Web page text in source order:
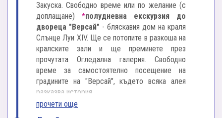
романтичните мостове над река Сена,
включително изящния мост "Александър III".
Разходката продължава през площад
"Конкорд", зелените градини "Тюйлери" и
елегантния площад "Вандом".
Свободно време за вечерни разходки и
френски вкусове в Париж.
Нощувка.
Закуска. Свободно време или по желание (с
доплащане) *полудневна екскурзия до
двореца "Версай" - бляскавия дом на краля
Слънце Луи XIV. Ще се потопите в разкоша на
кралските зали и ще преминете през
прочутата Огледална галерия. Свободно
време за самостоятелно посещение на
градините на "Версай", където всяка алея
разказва история.
прочети още